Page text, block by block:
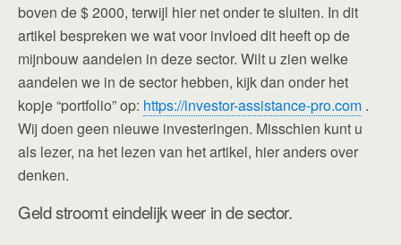
boven de $ 2000, terwijl hier net onder te sluiten. In dit
artikel bespreken we wat voor invloed dit heeft op de
mijnbouw aandelen in deze sector. Wilt u zien welke
aandelen we in de sector hebben, kijk dan onder het
kopje “portfolio” op: https://investor-assistance-pro.com .
Wij doen geen nieuwe investeringen. Misschien kunt u
als lezer, na het lezen van het artikel, hier anders over
denken.
Geld stroomt eindelijk weer in de sector.